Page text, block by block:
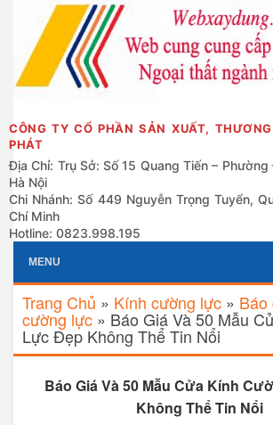
CÔNG TY CỔ PHẦN SẢN XUẤT,
PHÁT
Địa Chỉ: Trụ Sở: Số 15 Quang Tiến –
Hà Nội
Chi Nhánh: Số 449 Nguyễn Trọng Tuyển,
Chí Minh
Hotline: 0823.998.195
MENU
Trang Chủ » Kính cường lực » Báo
cường lực » Báo Giá Và 50 Mẫu
Lực Đẹp Không Thể Tin Nổi
Báo Giá Và 50 Mẫu Cửa Kính
Không Thể Tin Nổi